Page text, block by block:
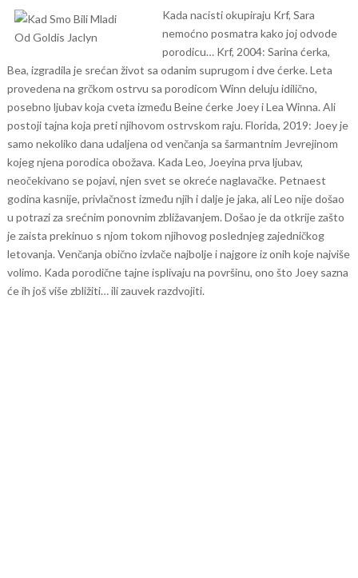
Kada nacisti okupiraju Krf, Sara
nemoćno posmatra kako joj odvode
porodicu… Krf, 2004: Sarina ćerka,
Bea, izgradila je srećan život sa odanim suprugom i dve ćerke. Leta
provedena na grčkom ostrvu sa porodicom Winn deluju idilično,
posebno ljubav koja cveta između Beine ćerke Joey i Lea Winna. Ali
postoji tajna koja preti njihovom ostrvskom raju. Florida, 2019: Joey je
samo nekoliko dana udaljena od venčanja sa šarmantnim Jevrejinom
kojeg njena porodica obožava. Kada Leo, Joeyina prva ljubav,
neočekivano se pojavi, njen svet se okreće naglavačke. Petnaest
godina kasnije, privlačnost između njih i dalje je jaka, ali Leo nije došao
u potrazi za srećnim ponovnim zbližavanjem. Došao je da otkrije zašto
je zaista prekinuo s njom tokom njihovog poslednjeg zajedničkog
letovanja. Venčanja obično izvlače najbolje i najgore iz onih koje najviše
volimo. Kada porodične tajne isplivaju na površinu, ono što Joey sazna
će ih još više zbližiti… ili zauvek razdvojiti.